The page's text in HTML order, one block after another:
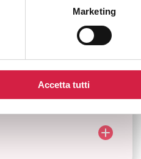
Marketing
Accetta tutti